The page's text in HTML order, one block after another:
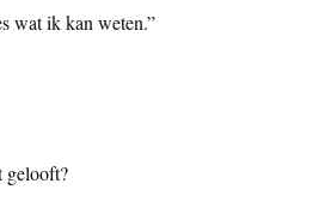
wat ik kan weten.”
gelooft?